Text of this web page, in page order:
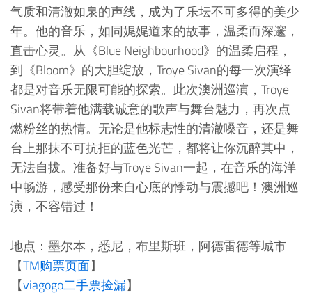
气质和清澈如泉的声线，成为了乐坛不可多得的美少
年。他的音乐，如同娓娓道来的故事，温柔而深邃，
直击心灵。从《Blue Neighbourhood》的温柔启程，
到《Bloom》的大胆绽放，Troye Sivan的每一次演绎
都是对音乐无限可能的探索。此次澳洲巡演，Troye
Sivan将带着他满载诚意的歌声与舞台魅力，再次点
燃粉丝的热情。无论是他标志性的清澈嗓音，还是舞
台上那抹不可抗拒的蓝色光芒，都将让你沉醉其中，
无法自拔。准备好与Troye Sivan一起，在音乐的海洋
中畅游，感受那份来自心底的悸动与震撼吧！澳洲巡
演，不容错过！
地点：墨尔本，悉尼，布里斯班，阿德雷德等城市
【TM购票页面】
【viagogo二手票捡漏】